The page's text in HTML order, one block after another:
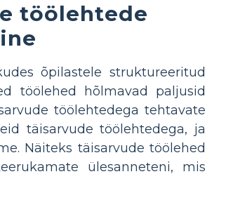
töölehtede
õpilastele struktureeritud
töölehed hõlmavad paljusid
töölehtedega tehtavate
täisarvude töölehtedega, ja
Näiteks täisarvude töölehed
ülesanneteni, mis